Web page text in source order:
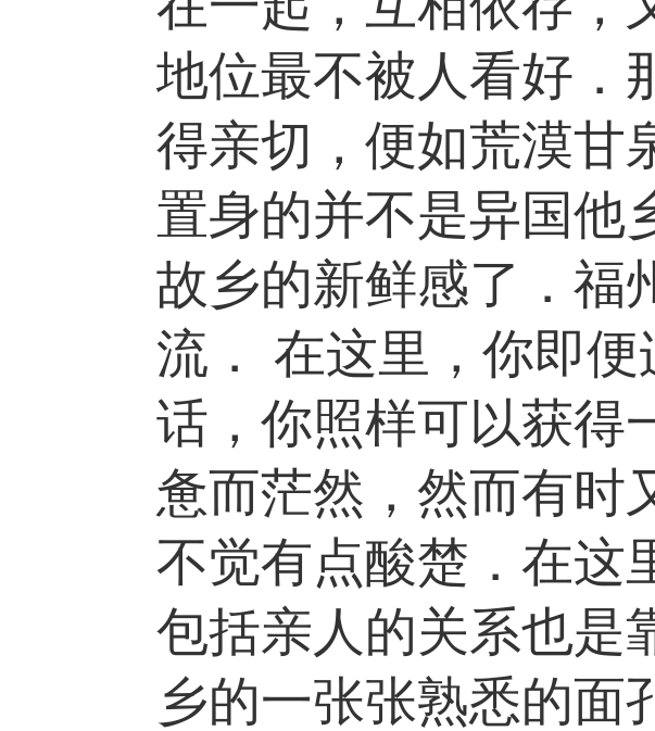
地位最不被人看好．
得亲切，便如荒漠甘
置身的并不是异国他
故乡的新鲜感了．福
流． 在这里，你即
话，你照样可以获得
惫而茫然，然而有时
不觉有点酸楚．在这
包括亲人的关系也是
乡的一张张熟悉的面